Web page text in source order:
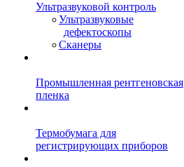
Ультразвуковой контроль
Ультразвуковые
дефектоскопы
Сканеры
Промышленная рентгеновская
пленка
Термобумага для
регистрирующих приборов